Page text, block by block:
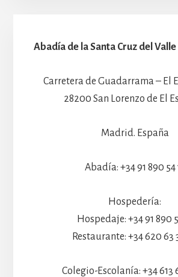
Abadía de la Santa Cruz del
Carretera de Guadarrama – El
28200 San Lorenzo de El
Madrid. España
Abadía: +34 91 890 54
Hospedería:
Hospedaje: +34 91 890
Restaurante: +34 620 63
Colegio-Escolanía: +34 613